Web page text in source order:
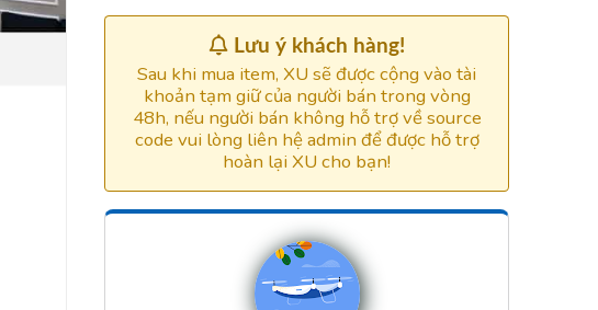
Lưu ý khách hàng!
Sau khi mua item, XU sẽ được cộng vào tài
khoản tạm giữ của người bán trong vòng
48h, nếu người bán không hỗ trợ về source
code vui lòng liên hệ admin để được hỗ trợ
hoàn lại XU cho bạn!